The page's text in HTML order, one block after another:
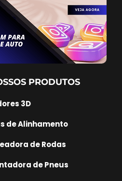
PRODUTOS
3D
de Alinhamento
de Rodas
de Pneus